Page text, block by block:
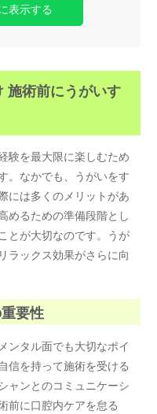
表示する
施術前にうがいす
験を最大限に楽しむため
。なかでも、うがいをす
には多くのメリットがあ
めるための準備段階とし
とが大切なのです。うが
ラックス効果がさらに向
要性
ンタル面でも大切なポイ
信を持って施術を受ける
ャンとのコミュニケーシ
前に口腔内ケアを怠る